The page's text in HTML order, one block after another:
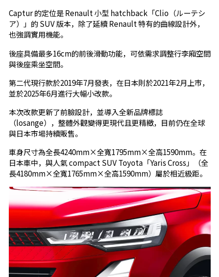
Captur 的定位是 Renault 小型 hatchback「Clio（ルーテシ
ア）」的 SUV 版本，除了延續 Renault 特有的曲線設計外，
也強調實用機能。
後座具備最多16cm的前後滑動功能，可依需求調整行李廂空間
與後座乘坐空間。
第二代現行款於2019年7月發表，在日本則於2021年2月上市，
並於2025年6月進行大幅小改款。
本次改款更新了前臉設計，並導入全新品牌標誌
（losange），整體外觀變得更現代且更精緻，目前仍在全球
與日本市場持續販售。
車身尺寸為全長4240mm×全寬1795mm×全高1590mm。在
日本車中，與人氣 compact SUV Toyota「Yaris Cross」（全
長4180mm×全寬1765mm×全高1590mm）屬於相近級距。